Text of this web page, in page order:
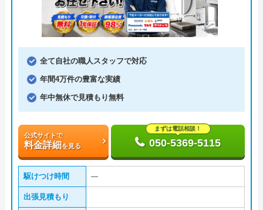
全て自社の職人スタッフで対応
年間4万件の豊富な実績
年中無休で見積もり無料
公式サイトで
料金詳細を見る
まずは電話相談！
050-5369-5115
駆けつけ時間 ―
出張見積もり